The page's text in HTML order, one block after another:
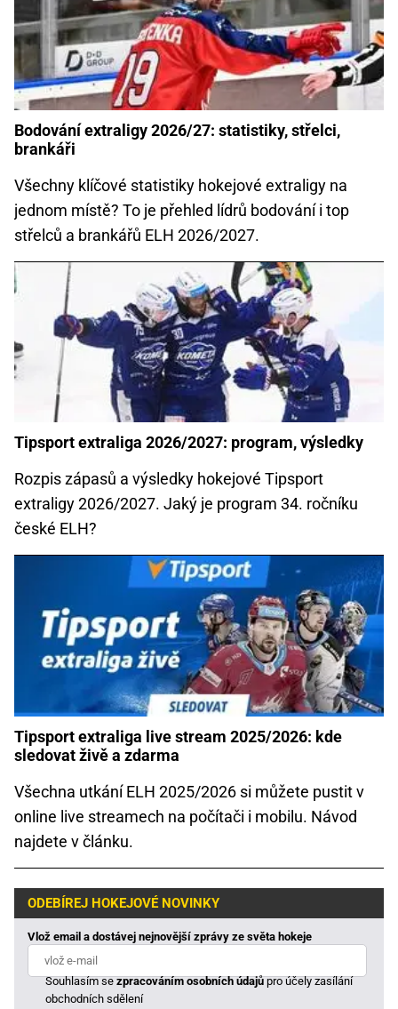
Bodování extraligy 2026/27: statistiky, střelci,
brankáři
Všechny klíčové statistiky hokejové extraligy na
jednom místě? To je přehled lídrů bodování i top
střelců a brankářů ELH 2026/2027.
Tipsport extraliga 2026/2027: program, výsledky
Rozpis zápasů a výsledky hokejové Tipsport
extraligy 2026/2027. Jaký je program 34. ročníku
české ELH?
Tipsport extraliga live stream 2025/2026: kde
sledovat živě a zdarma
Všechna utkání ELH 2025/2026 si můžete pustit v
online live streamech na počítači i mobilu. Návod
najdete v článku.
ODEBÍREJ HOKEJOVÉ NOVINKY
Vlož email a dostávej nejnovější zprávy ze světa hokeje
Souhlasím sezpracováním osobních údajůpro účely zasílání
obchodních sdělení